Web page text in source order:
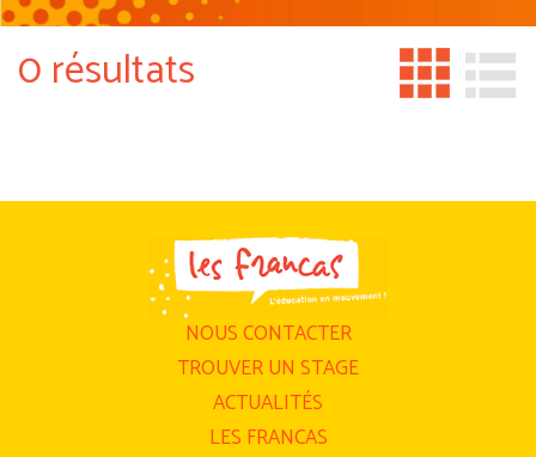
0 résultats
NOUS CONTACTER
TROUVER UN STAGE
ACTUALITÉS
LES FRANCAS